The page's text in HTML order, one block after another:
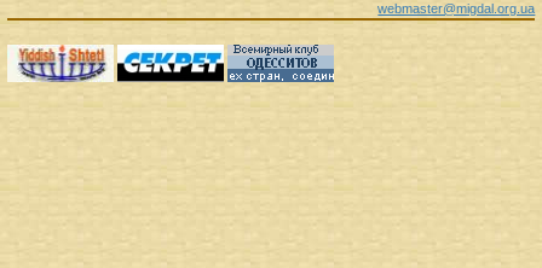
webmaster@migdal.org.ua